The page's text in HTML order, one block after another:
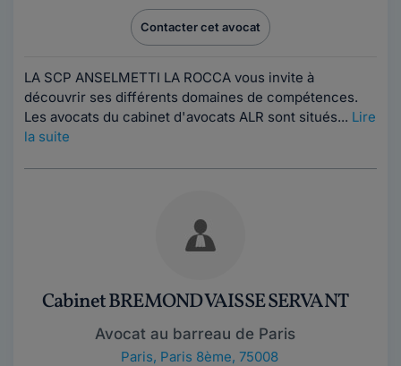
Contacter cet avocat
LA SCP ANSELMETTI LA ROCCA vous invite à
découvrir ses différents domaines de compétences.
Les avocats du cabinet d'avocats ALR sont situés... Lire
la suite
Cabinet BREMOND VAISSE SERVANT
Avocat au barreau de Paris
Paris, Paris 8ème, 75008